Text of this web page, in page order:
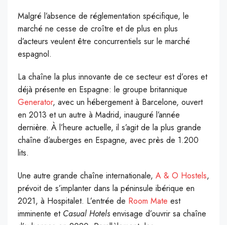
Malgré l’absence de réglementation spécifique, le
marché ne cesse de croître et de plus en plus
d’acteurs veulent être concurrentiels sur le marché
espagnol.
La chaîne la plus innovante de ce secteur est d’ores et
déjà présente en Espagne: le groupe britannique
Generator, avec un hébergement à Barcelone, ouvert
en 2013 et un autre à Madrid, inauguré l’année
dernière. À l’heure actuelle, il s’agit de la plus grande
chaîne d’auberges en Espagne, avec près de 1.200
lits.
Une autre grande chaîne internationale, A & O Hostels,
prévoit de s’implanter dans la péninsule ibérique en
2021, à Hospitalet. L’entrée de Room Mate est
imminente et Casual Hotelsenvisage d’ouvrir sa chaîne